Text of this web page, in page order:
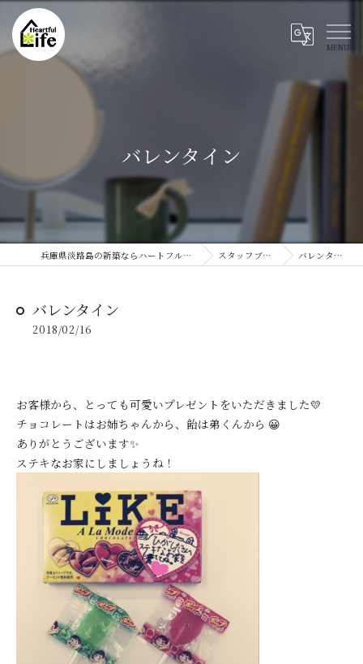
バレンタイン
兵庫県淡路島の新築ならハートフルライフ スタッフブログ バレンタイン
バレンタイン
2018/02/16
お客様から、とっても可愛いプレゼントをいただきました💛
チョコレートはお姉ちゃんから、飴は弟くんから 😀
ありがとうございます✨
ステキなお家にしましょうね！